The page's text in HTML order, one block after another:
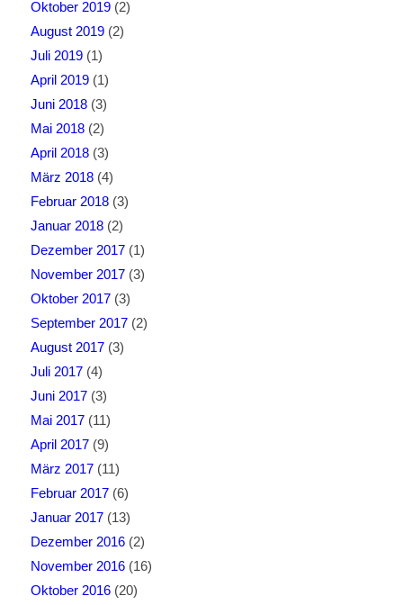
Oktober 2019(2)
August 2019(2)
Juli 2019(1)
April 2019(1)
Juni 2018(3)
Mai 2018(2)
April 2018(3)
März 2018(4)
Februar 2018(3)
Januar 2018(2)
Dezember 2017(1)
November 2017(3)
Oktober 2017(3)
September 2017(2)
August 2017(3)
Juli 2017(4)
Juni 2017(3)
Mai 2017(11)
April 2017(9)
März 2017(11)
Februar 2017(6)
Januar 2017(13)
Dezember 2016(2)
November 2016(16)
Oktober 2016(20)